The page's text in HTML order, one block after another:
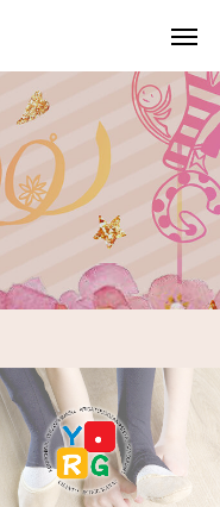
お問い合わせ
Instagram